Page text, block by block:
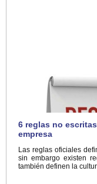
6 reglas no
empresa
Las reglas oficiales
sin embargo existen
también definen la